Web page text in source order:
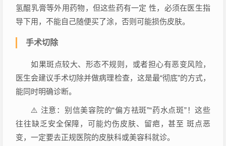
氢醌乳膏等外用药物，但这些药有一定 性，必须在医生指
导下用，不能自己随便买了涂，否则可能损伤皮肤。
手术切除
如果斑点较大、形态不规则，或者担心有恶变风险，
医生会建议手术切除并做病理检查，这是最“彻底”的方式，
能同时明确诊断。
⚠️ 注意：别信美容院的“偏方祛斑”“药水点斑”！这些
往往缺乏安全保障，可能灼伤皮肤、留疤，甚至 斑点恶
变，一定要去正规医院的皮肤科或美容科就诊。